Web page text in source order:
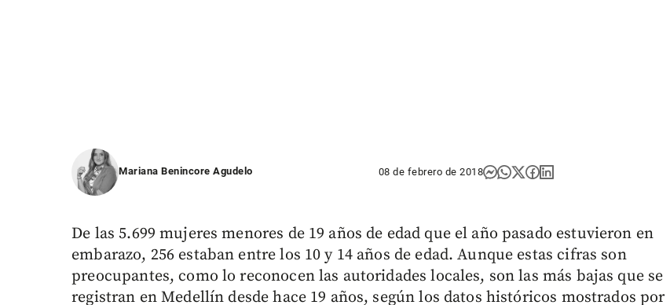
Mariana Benincore Agudelo 08 de febrero de 2018
De las 5.699 mujeres menores de 19 años de edad que el año pasado estuvieron en
embarazo, 256 estaban entre los 10 y 14 años de edad. Aunque estas cifras son
preocupantes, como lo reconocen las autoridades locales, son las más bajas que se
registran en Medellín desde hace 19 años, según los datos históricos mostrados por